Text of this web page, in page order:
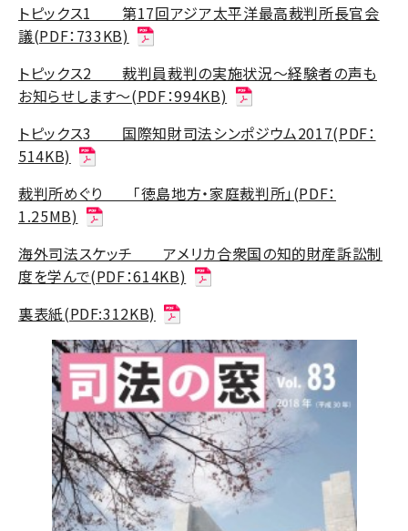
トピックス1 第17回アジア太平洋最高裁判所長官会
議(PDF：733KB)
トピックス2 裁判員裁判の実施状況～経験者の声も
お知らせします～(PDF：994KB)
トピックス3 国際知財司法シンポジウム2017(PDF：
514KB)
裁判所めぐり 「徳島地方・家庭裁判所」(PDF：
1.25MB)
海外司法スケッチ アメリカ合衆国の知的財産訴訟制
度を学んで(PDF：614KB)
裏表紙(PDF:312KB)